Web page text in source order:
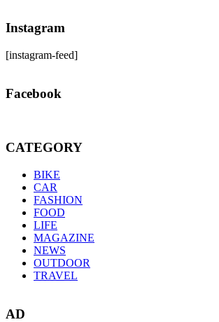
Instagram
[instagram-feed]
Facebook
CATEGORY
BIKE
CAR
FASHION
FOOD
LIFE
MAGAZINE
NEWS
OUTDOOR
TRAVEL
AD